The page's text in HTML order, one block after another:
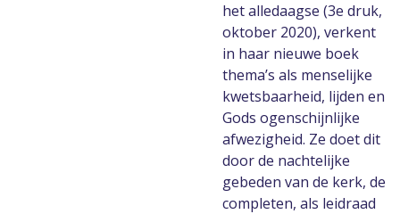
het alledaagse (3e druk,
oktober 2020), verkent
in haar nieuwe boek
thema’s als menselijke
kwetsbaarheid, lijden en
Gods ogenschijnlijke
afwezigheid. Ze doet dit
door de nachtelijke
gebeden van de kerk, de
completen, als leidraad